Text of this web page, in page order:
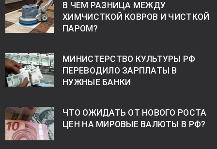
В ЧЕМ РАЗНИЦА МЕЖДУ
ХИМЧИСТКОЙ КОВРОВ И ЧИСТКОЙ
ПАРОМ?
МИНИСТЕРСТВО КУЛЬТУРЫ РФ
ПЕРЕВОДИЛО ЗАРПЛАТЫ В
НУЖНЫЕ БАНКИ
ЧТО ОЖИДАТЬ ОТ НОВОГО РОСТА
ЦЕН НА МИРОВЫЕ ВАЛЮТЫ В РФ?